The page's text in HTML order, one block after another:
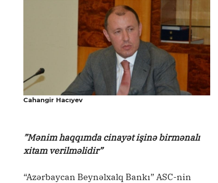
Cahangir Hacıyev
”Mənim haqqımda cinayət işinə birmənalı
xitam verilməlidir”
“Azərbaycan Beynəlxalq Bankı” ASC-nin